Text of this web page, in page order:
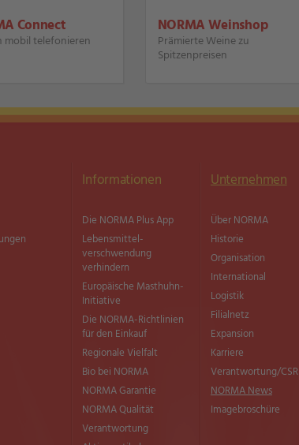
Connect
mobil telefonieren
NORMA Weinshop
Prämierte Weine zu
Spitzenpreisen
Informationen
Die NORMA Plus App
Lebensmittel­
verschwendung
verhindern
Europäische Masthuhn-
Initiative
Die NORMA-Richtlinien
für den Einkauf
Regionale Vielfalt
Bio bei NORMA
NORMA Garantie
NORMA Qualität
Verantwortung
Unternehmen
Über NORMA
Historie
Organisation
International
Logistik
Filialnetz
Expansion
Karriere
Verantwortung/CSR
NORMA News
Imagebroschüre